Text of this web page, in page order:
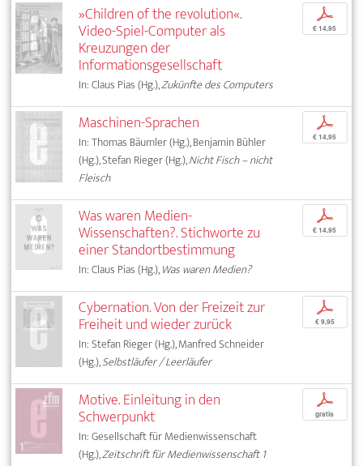
»Children of the revolution«.
Video-Spiel-Computer als
Kreuzungen der
Informationsgesellschaft
In: Claus Pias (Hg.),Zukünfte des Computers
p
€ 14,95
Maschinen-Sprachen
In: Thomas Bäumler (Hg.), Benjamin Bühler
(Hg.), Stefan Rieger (Hg.),Nicht Fisch – nicht
Fleisch
p
€ 14,95
Was waren Medien-
Wissenschaften?. Stichworte zu
einer Standortbestimmung
In: Claus Pias (Hg.),Was waren Medien?
p
€ 14,95
Cybernation. Von der Freizeit zur
Freiheit und wieder zurück
In: Stefan Rieger (Hg.), Manfred Schneider
(Hg.),Selbstläufer / Leerläufer
p
€ 9,95
Motive. Einleitung in den
Schwerpunkt
In: Gesellschaft für Medienwissenschaft
(Hg.),Zeitschrift für Medienwissenschaft 1
p
gratis